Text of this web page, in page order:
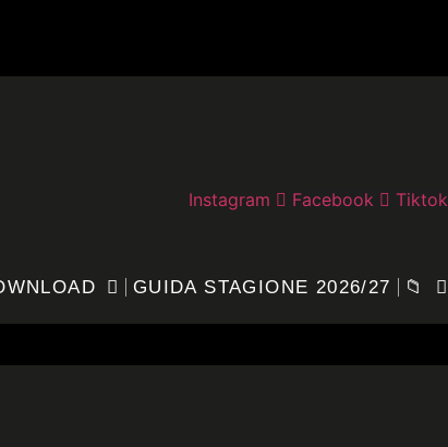
Instagram Facebook Tiktok
GUIDA STAGIONE 2026/27 📁